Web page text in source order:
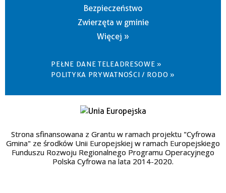
Bezpieczeństwo
Zwierzęta w gminie
Więcej »
PEŁNE DANE TELEADRESOWE »
POLITYKA PRYWATNOŚCI / RODO »
Strona sfinansowana z Grantu w ramach projektu "Cyfrowa
Gmina" ze środków Unii Europejskiej w ramach Europejskiego
Funduszu Rozwoju Regionalnego Programu Operacyjnego
Polska Cyfrowa na lata 2014-2020.